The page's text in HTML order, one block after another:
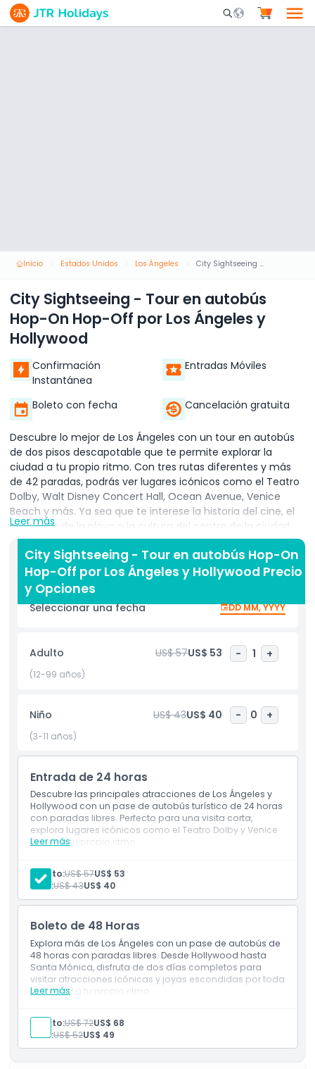
Mobile Search
Inicio Estados Unidos Los Ángeles City Sightseeing - Tour en autobús Hop-On Hop-Off por Los Ángeles y Hollywood
City Sightseeing - Tour en autobús
Hop-On Hop-Off por Los Ángeles y
Hollywood
Confirmación
Instantánea
Entradas Móviles
Boleto con fecha Cancelación gratuita
Descubre lo mejor de Los Ángeles con un tour en autobús
de dos pisos descapotable que te permite explorar la
ciudad a tu propio ritmo. Con tres rutas diferentes y más
de 42 paradas, podrás ver lugares icónicos como el Teatro
Dolby, Walt Disney Concert Hall, Ocean Avenue, Venice
Beach y más. Ya sea que te interese la historia del cine, el
ambiente de la playa o la cultura del centro de la ciudad,
este tour tiene algo para todos. Puedes subir y bajar del
autobús tantas veces como desees para explorar cada
área a tu manera. Durante el recorrido, disfruta de
entretenidos comentarios pregrabados disponibles en
varios idiomas, que comparten datos curiosos e historias
sobre los lugares famosos de Los Ángeles. Además, tu
descuentos y ofertas especiales en atracciones,
restaurantes y tiendas populares en toda la ciudad. Es la
manera perfecta de ver Los Ángeles sin la molestia de
primerizos y cualquiera que desee una experiencia turística
divertida y flexible.
Inclusiones
Política para Niños y Adultos
Cosas a Saber
Ubicación
Política de Cancelación
Leer más
City Sightseeing - Tour en autobús Hop-On
Hop-Off por Los Ángeles y Hollywood Precio
y Opciones
Seleccionar una fecha DD MM, YYYY
Adulto US$ 57US$ 53 - 1 +
(12-99 años)
Niño US$ 43US$ 40 - 0 +
(3-11 años)
Entrada de 24 horas
Descubre las principales atracciones de Los Ángeles y
Hollywood con un pase de autobús turístico de 24 horas
con paradas libres. Perfecto para una visita corta,
explora lugares icónicos como el Teatro Dolby y Venice
Beach a tu propio ritmo.
Leer más
Explora los principales monumentos de Los Ángeles
y Hollywood con un pase de autobús turístico de 24
horas con paradas libres.
Turismo flexible con múltiples rutas y paradas por
Adulto:US$ 57US$ 53
Niño:US$ 43US$ 40
Boleto de 48 Horas
Explora más de Los Ángeles con un pase de autobús de
48 horas con paradas libres. Desde Hollywood hasta
Santa Mónica, disfruta de dos días completos para
visitar atracciones icónicas y joyas escondidas por toda
la ciudad a tu propio ritmo.
Leer más
Disfruta de dos días completos de turismo por
Hollywood y Los Ángeles.
Sube y baja en las principales atracciones con un
Adulto:US$ 72US$ 68
Niño:US$ 52US$ 49